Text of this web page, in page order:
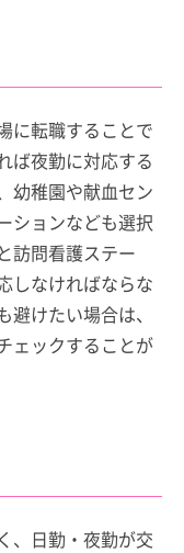
に転職することで
ば夜勤に対応する
幼稚園や献血セン
ションなども選択
訪問看護ステー
しなければならな
けたい場合は、
ェックすることが
、日勤・夜勤が交